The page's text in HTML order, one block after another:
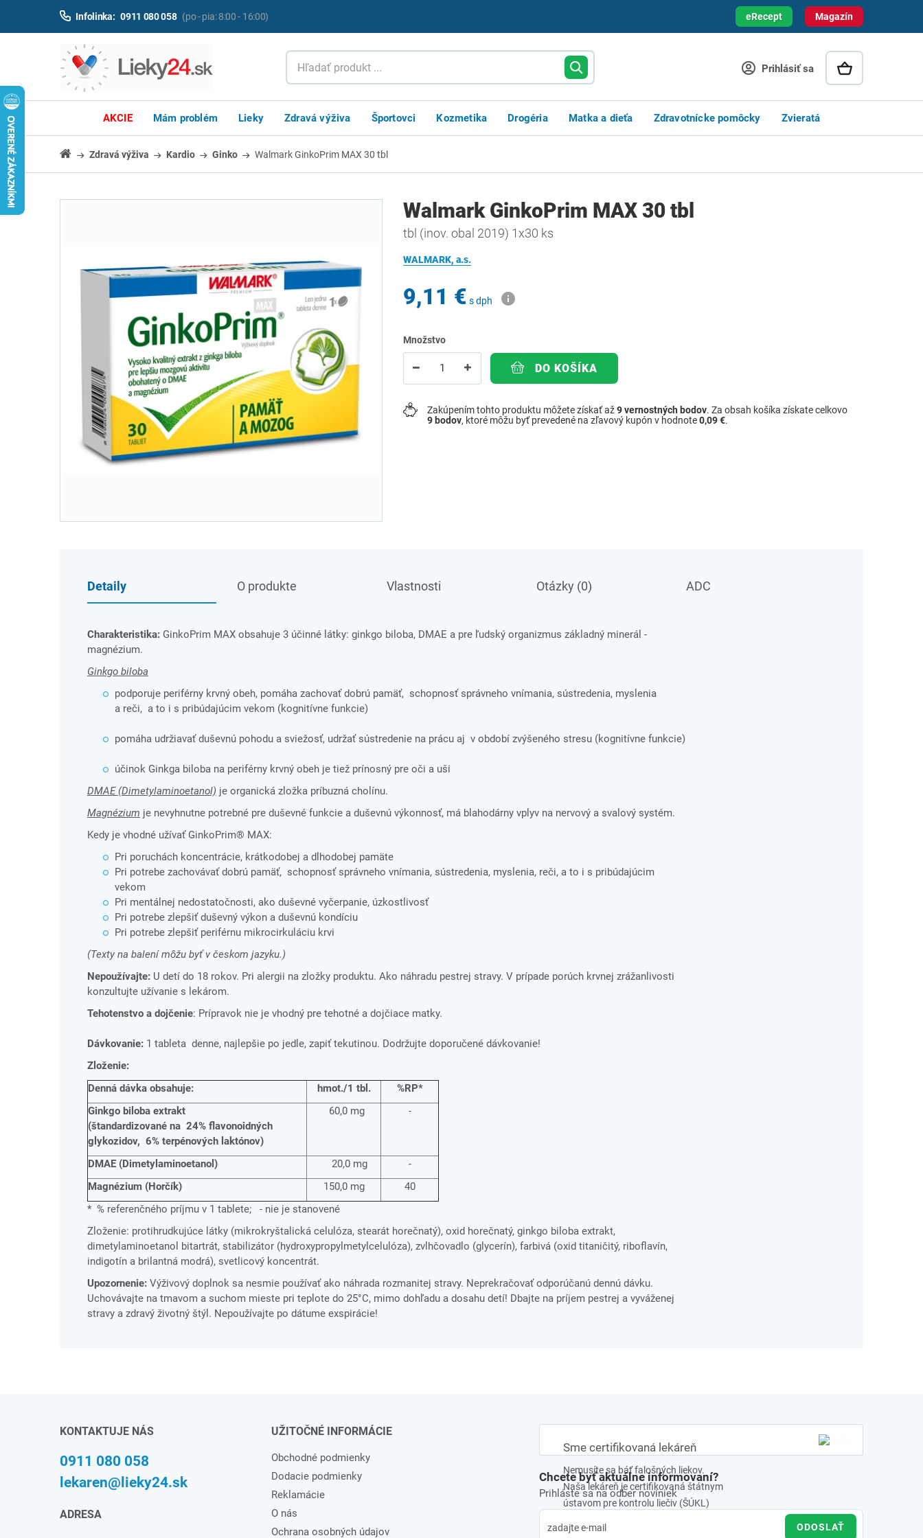
Magazín
Infolinka: 0911 080 058 (po - pia: 8:00 - 16:00) eRecept
Prihlásiť sa
AKCIE Mám problém Lieky Zdravá výživa Športovci Kozmetika Drogéria Matka a dieťa Zdravotnícke pomôcky Zvieratá
Zdravá výživa Kardio Ginko Walmark GinkoPrim MAX 30 tbl
Walmark GinkoPrim MAX 30 tbl
tbl (inov. obal 2019) 1x30 ks
WALMARK, a.s.
9,11 € s dph
Množstvo
DO KOŠÍKA
Zakúpením tohto produktu môžete získať až9vernostných bodov. Za obsah košíka získate celkovo
9 bodov, ktoré môžu byť prevedené na zľavový kupón v hodnote0,09 €.
Detaily O produkte Vlastnosti Otázky (0) ADC
Charakteristika: GinkoPrim MAX obsahuje 3 účinné látky: ginkgo biloba, DMAE a pre ľudský organizmus základný minerál -
magnézium.
Ginkgo biloba
podporuje periférny krvný obeh, pomáha zachovať dobrú pamäť, schopnosť správneho vnímania, sústredenia, myslenia
a reči, a to i s pribúdajúcim vekom (kognitívne funkcie)
pomáha udržiavať duševnú pohodu a sviežosť, udržať sústredenie na prácu aj v období zvýšeného stresu (kognitívne funkcie)
účinok Ginkga biloba na periférny krvný obeh je tiež prínosný pre oči a uši
DMAE (Dimetylaminoetanol) je organická zložka príbuzná cholínu.
Magnézium je nevyhnutne potrebné pre duševné funkcie a duševnú výkonnosť, má blahodárny vplyv na nervový a svalový systém.
Kedy je vhodné užívať GinkoPrim® MAX:
Pri poruchách koncentrácie, krátkodobej a dlhodobej pamäte
Pri potrebe zachovávať dobrú pamäť, schopnosť správneho vnímania, sústredenia, myslenia, reči, a to i s pribúdajúcim
vekom
Pri mentálnej nedostatočnosti, ako duševné vyčerpanie, úzkostlivosť
Pri potrebe zlepšiť duševný výkon a duševnú kondíciu
Pri potrebe zlepšiť periférnu mikrocirkuláciu krvi
(Texty na balení môžu byť v českom jazyku.)
Nepoužívajte: U detí do 18 rokov. Pri alergii na zložky produktu. Ako náhradu pestrej stravy. V prípade porúch krvnej zrážanlivosti
konzultujte užívanie s lekárom.
Tehotenstvo a dojčenie: Prípravok nie je vhodný pre tehotné a dojčiace matky.
Dávkovanie: 1 tableta denne, najlepšie po jedle, zapiť tekutinou. Dodržujte doporučené dávkovanie!
Zloženie:
Denná dávka obsahuje:
hmot./1 tbl.
%RP*
Ginkgo biloba extrakt
(štandardizované na 24% flavonoidných
glykozidov, 6% terpénových laktónov)
60,0 mg -
DMAE (Dimetylaminoetanol) 20,0 mg
-
Magnézium (Horčík)
150,0 mg
40
* % referenčného príjmu v 1 tablete; - nie je stanovené
Zloženie: protihrudkujúce látky (mikrokryštalická celulóza, stearát horečnatý), oxid horečnatý, ginkgo biloba extrakt,
dimetylaminoetanol bitartrát, stabilizátor (hydroxypropylmetylcelulóza), zvlhčovadlo (glycerín), farbivá (oxid titaničitý, riboflavín,
indigotín a brilantná modrá), svetlicový koncentrát.
Upozornenie: Výživový doplnok sa nesmie používať ako náhrada rozmanitej stravy. Neprekračovať odporúčanú dennú dávku.
Uchovávajte na tmavom a suchom mieste pri teplote do 25°C, mimo dohľadu a dosahu detí! Dbajte na príjem pestrej a vyváženej
stravy a zdravý životný štýl. Nepoužívajte po dátume exspirácie!
Sme certifikovaná lekáreň
Nemusíte sa báť falošných liekov.
Naša lekáreň je certifikovaná štátnym
ústavom pre kontrolu liečiv (ŠÚKL)
KONTAKTUJE NÁS
0911 080 058
lekaren@lieky24.sk
ADRESA
UŽITOČNÉ INFORMÁCIE
Obchodné podmienky
Dodacie podmienky
Reklamácie
O nás
Ochrana osobných údajov
Chcete byť aktuálne informovaní?
Prihláste sa na odber noviniek
ODOSLAŤ